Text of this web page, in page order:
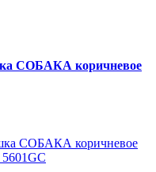
СОБАКА коричневое